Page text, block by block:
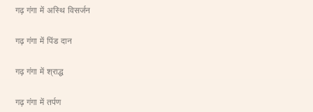
गढ़ गंगा में अस्थि विसर्जन
गढ़ गंगा में पिंड दान
गढ़ गंगा में श्राद्ध
गढ़ गंगा में तर्पण